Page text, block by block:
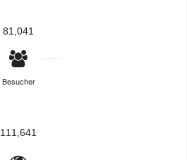
81,041
Besucher
111,641